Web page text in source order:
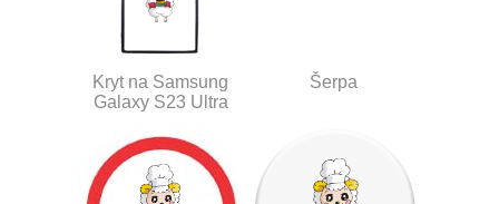
Kryt na Samsung
Galaxy S23 Ultra
Šerpa